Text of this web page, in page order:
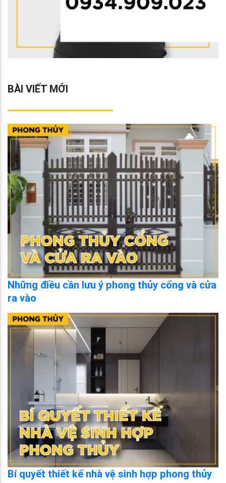
BÀI VIẾT MỚI
Những điều cần lưu ý phong thủy cổng và cửa
ra vào
Bí quyết thiết kế nhà vệ sinh hợp phong thủy